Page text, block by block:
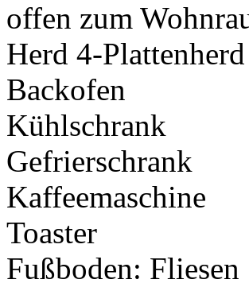
offen zum
Herd 4-Plattenherd
Backofen
Kühlschrank
Gefrierschrank
Kaffeemaschine
Toaster
Fußboden: Fliesen